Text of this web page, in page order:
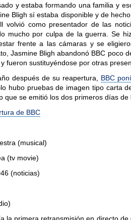
y estaba formando una familia y
Bligh sí estaba disponible y de
volvió como presentador de las
mucho por culpa de la guerra. Se
frente a las cámaras y se
Jasmine Bligh abandonó BBC poco
fueron sustituyéndose por otras
después de su reapertura, BBC
hubo pruebas de imagen tipo carta
que se emitió los dos primeros días de
de BBC
(musical)
(tv movie)
(noticias)